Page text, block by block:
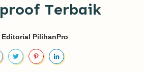
Terbaik
Editorial PilihanPro